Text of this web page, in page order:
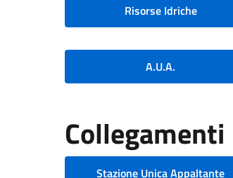
Risorse Idriche
A.U.A.
Collegamenti
Stazione Unica Appaltante